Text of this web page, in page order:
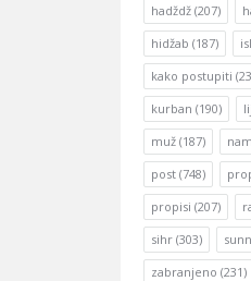
hadždž (207)
hidžab (187)
kako postupiti
kurban (190)
muž (187)
post (748)
propisi (207)
sihr (303)
zabranjeno (231)